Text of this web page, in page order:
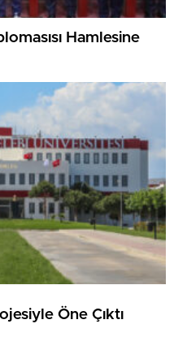
Hamlesine
Öne Çıktı